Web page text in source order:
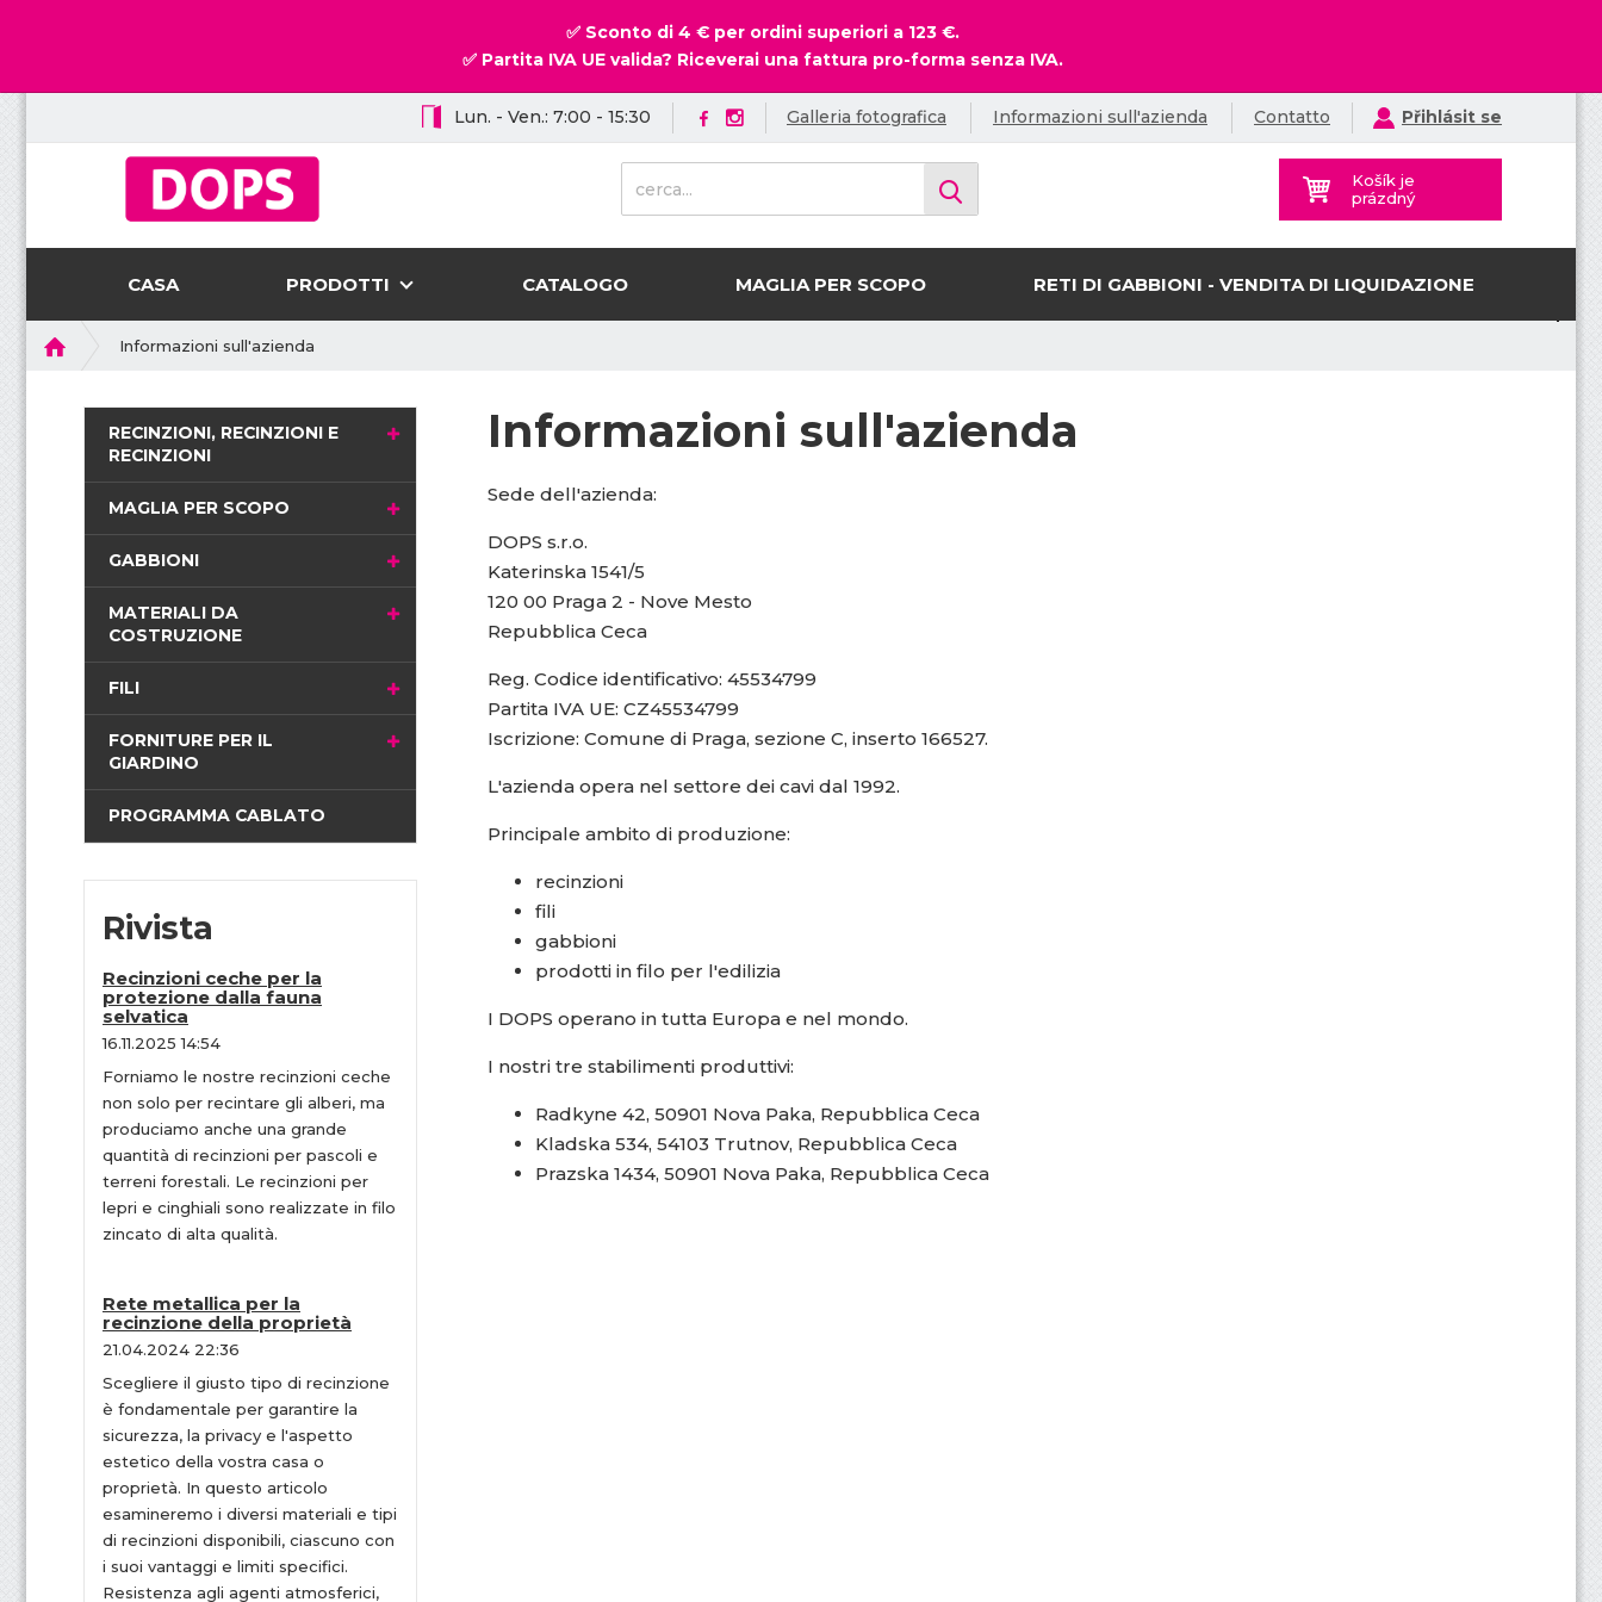
✅ Sconto di 4 € per ordini superiori a 123 €.
✅ Partita IVA UE valida? Riceverai una fattura pro-forma senza IVA.
Lun. - Ven.: 7:00 - 15:30 Galleria fotografica Informazioni sull'azienda Contatto Přihlásit se
c
a
Košík je
prázdný
CASA PRODOTTI CATALOGO MAGLIA PER SCOPO RETI DI GABBIONI - VENDITA DI LIQUIDAZIONE
Informazioni sull'azienda
Informazioni sull'azienda
Sede dell'azienda:
DOPS s.r.o.
Katerinska 1541/5
120 00 Praga 2 - Nove Mesto
Repubblica Ceca
Reg. Codice identificativo: 45534799
Partita IVA UE: CZ45534799
Iscrizione: Comune di Praga, sezione C, inserto 166527.
L'azienda opera nel settore dei cavi dal 1992.
Principale ambito di produzione:
recinzioni
fili
gabbioni
prodotti in filo per l'edilizia
I DOPS operano in tutta Europa e nel mondo.
I nostri tre stabilimenti produttivi:
Radkyne 42, 50901 Nova Paka, Repubblica Ceca
Kladska 534, 54103 Trutnov, Repubblica Ceca
Prazska 1434, 50901 Nova Paka, Repubblica Ceca
RECINZIONI, RECINZIONI E
RECINZIONI
MAGLIA PER SCOPO
GABBIONI
MATERIALI DA
COSTRUZIONE
FILI
FORNITURE PER IL
GIARDINO
PROGRAMMA CABLATO
Rivista
Recinzioni ceche per la
protezione dalla fauna
selvatica
16.11.2025 14:54
Forniamo le nostre recinzioni ceche
non solo per recintare gli alberi, ma
produciamo anche una grande
quantità di recinzioni per pascoli e
terreni forestali. Le recinzioni per
lepri e cinghiali sono realizzate in filo
zincato di alta qualità.
Rete metallica per la
recinzione della proprietà
21.04.2024 22:36
Scegliere il giusto tipo di recinzione
è fondamentale per garantire la
sicurezza, la privacy e l'aspetto
estetico della vostra casa o
proprietà. In questo articolo
esamineremo i diversi materiali e tipi
di recinzioni disponibili, ciascuno con
i suoi vantaggi e limiti specifici.
Resistenza agli agenti atmosferici,